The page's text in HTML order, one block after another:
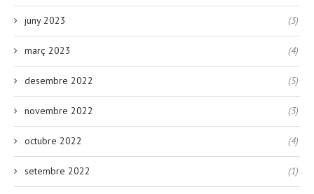
juny 2023 (3)
març 2023 (4)
desembre 2022 (5)
novembre 2022 (3)
octubre 2022 (4)
setembre 2022 (1)